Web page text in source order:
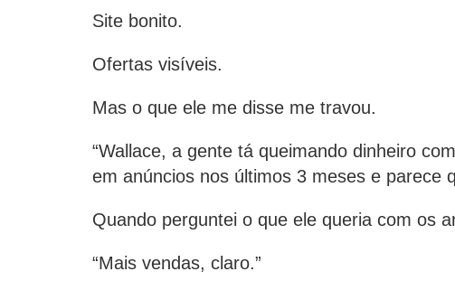
Site bonito.
Ofertas visíveis.
Mas o que ele me disse me travou.
“Wallace, a gente tá queimando dinheiro
em anúncios nos últimos 3 meses e parece
Quando perguntei o que ele queria com os
“Mais vendas, claro.”